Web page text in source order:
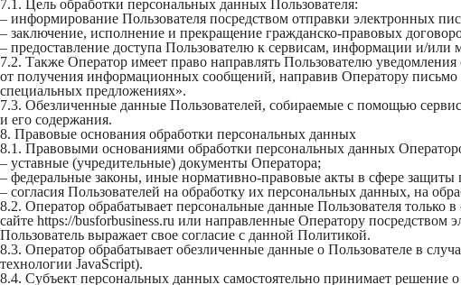
7.1. Цель обработки персональных данных Пользователя:
– информирование Пользователя посредством отправки электронных
– заключение, исполнение и прекращение гражданско-правовых
– предоставление доступа Пользователю к сервисам, информации и/или
7.2. Также Оператор имеет право направлять Пользователю
от получения информационных сообщений, направив Оператору письмо
специальных предложениях».
7.3. Обезличенные данные Пользователей, собираемые с помощью
и его содержания.
8. Правовые основания обработки персональных данных
8.1. Правовыми основаниями обработки персональных данных
– уставные (учредительные) документы Оператора;
– федеральные законы, иные нормативно-правовые акты в сфере защиты
– согласия Пользователей на обработку их персональных данных, на
8.2. Оператор обрабатывает персональные данные Пользователя
сайте https://busforbusiness.ru или направленные Оператору
Пользователь выражает свое согласие с данной Политикой.
8.3. Оператор обрабатывает обезличенные данные о Пользователе в
технологии JavaScript).
8.4. Субъект персональных данных самостоятельно принимает решение